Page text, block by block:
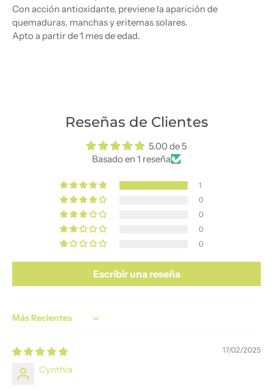
Con acción antioxidante, previene la aparición de
quemaduras, manchas y eritemas solares.
Apto a partir de 1 mes de edad.
Reseñas de Clientes
5.00 de 5
Basado en 1 reseña
1
0
0
0
0
Escribir una reseña
Sort by
17/02/2025
Cynthia